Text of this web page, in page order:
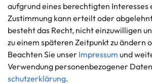
Informationen
Ankauf
Über uns
Häufig gestellte Fragen
Zahlung und Versand
aufgrund eines berechtigten Interesses
Zustimmung kann erteilt oder
besteht das Recht, nicht einzuwilligen
zu einem späteren Zeitpunkt zu ändern
Beachten Sie unser Impressum und
Verwendung personenbezogener
schutz­erklärung.